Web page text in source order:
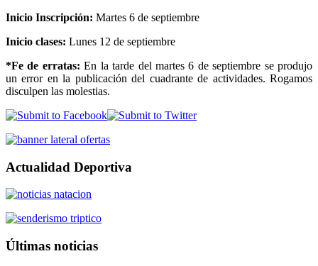
Inicio Inscripción: Martes 6 de septiembre
Inicio clases: Lunes 12 de septiembre
*Fe de erratas:En la tarde del martes 6 de septiembre se produjo
un error en la publicación del cuadrante de actividades. Rogamos
disculpen las molestias.
Actualidad Deportiva
Últimas noticias